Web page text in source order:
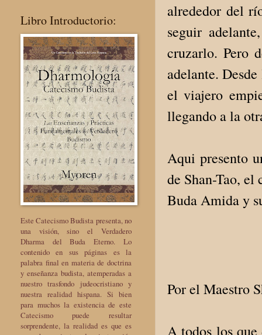
alrededor del
seguir
cruzarlo. Pero
adelante.
el viajero
llegando a la
Aqui presento
de Shan-Tao,
Buda Amida y
Por el Maestro
A todos los
Libro Introductorio:
Este Catecismo Budista presenta, no
una visión, sino el Verdadero
Dharma del Buda Eterno. Lo
contenido en sus páginas es la
palabra final en materia de doctrina
y enseñanza budista, atemperadas a
nuestro trasfondo judeocristiano y
nuestra realidad hispana. Si bien
para muchos la existencia de este
Catecismo puede resultar
sorprendente, la realidad es que es